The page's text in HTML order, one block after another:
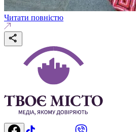
Читати повністю